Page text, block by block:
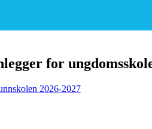
for
2026-2027